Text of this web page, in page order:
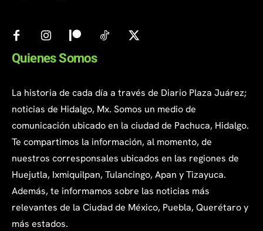
Quienes Somos
La historia de cada día a través de Diario Plaza Juárez;
noticias de Hidalgo, Mx. Somos un medio de
comunicación ubicado en la ciudad de Pachuca, Hidalgo.
Te compartimos la información, al momento, de
nuestros corresponsales ubicados en las regiones de
Huejutla, Ixmiquilpan, Tulancingo, Apan y Tizayuca.
Además, te informamos sobre las noticias más
relevantes de la Ciudad de México, Puebla, Querétaro y
más estados.